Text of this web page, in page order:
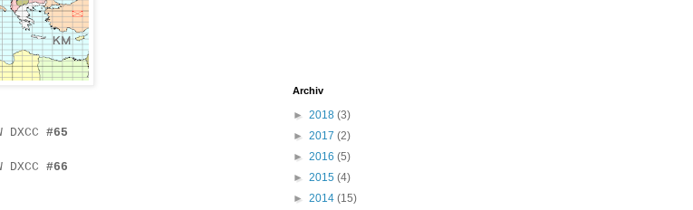
#65
#66
Archiv
► 2018 (3)
► 2017 (2)
► 2016 (5)
► 2015 (4)
► 2014 (15)